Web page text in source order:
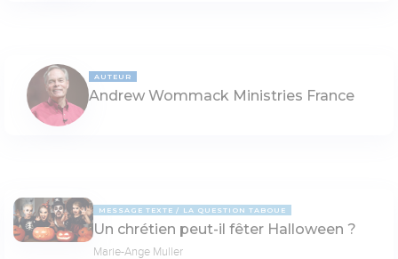
AUTEUR
Andrew Wommack Ministries France
MESSAGE TEXTE LA QUESTION TABOUE
Un chrétien peut-il fêter Halloween ?
Marie-Ange Muller